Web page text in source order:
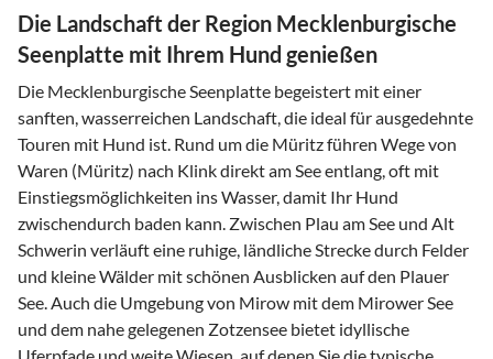
Die Landschaft der Region Mecklenburgische
Seenplatte mit Ihrem Hund genießen
Die Mecklenburgische Seenplatte begeistert mit einer
sanften, wasserreichen Landschaft, die ideal für ausgedehnte
Touren mit Hund ist. Rund um die Müritz führen Wege von
Waren (Müritz) nach Klink direkt am See entlang, oft mit
Einstiegsmöglichkeiten ins Wasser, damit Ihr Hund
zwischendurch baden kann. Zwischen Plau am See und Alt
Schwerin verläuft eine ruhige, ländliche Strecke durch Felder
und kleine Wälder mit schönen Ausblicken auf den Plauer
See. Auch die Umgebung von Mirow mit dem Mirower See
und dem nahe gelegenen Zotzensee bietet idyllische
Uferpfade und weite Wiesen, auf denen Sie die typische